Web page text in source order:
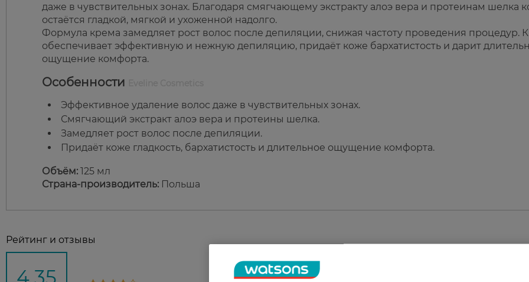
даже в чувствительных зонах. Благодаря смягчающему экстракту алоэ вера и протеинам шелка
остаётся гладкой, мягкой и ухоженной надолго.
Формула крема замедляет рост волос после депиляции, снижая частоту проведения процедур.
обеспечивает эффективную и нежную депиляцию, придаёт коже бархатистость и дарит
ощущение комфорта.
Особенности
Эффективное удаление волос даже в чувствительных зонах.
Смягчающий экстракт алоэ вера и протеины шелка.
Замедляет рост волос после депиляции.
Придаёт коже гладкость, бархатистость и длительное ощущение комфорта.
Объём: 125 мл
Страна-производитель: Польша
Рейтинг и отзывы
4,35